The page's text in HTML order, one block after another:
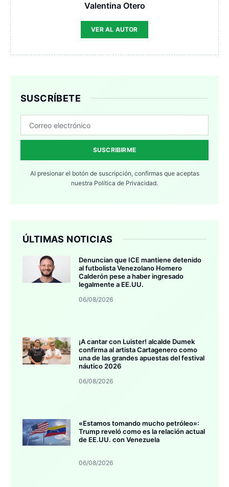
Valentina Otero
VER AL AUTOR
SUSCRÍBETE
SUSCRIBIRME
Al presionar el botón de suscripción, confirmas que aceptas
nuestra Política de Privacidad.
ÚLTIMAS NOTICIAS
Denuncian que ICE mantiene detenido
al futbolista Venezolano Homero
Calderón pese a haber ingresado
legalmente a EE.UU.
06/08/2026
¡A cantar con Luister! alcalde Dumek
confirma al artista Cartagenero como
una de las grandes apuestas del festival
náutico 2026
06/08/2026
«Estamos tomando mucho petróleo»:
Trump reveló como es la relación actual
de EE.UU. con Venezuela
06/08/2026